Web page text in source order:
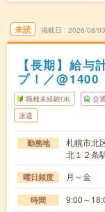
未読 掲載日 2026/08/03
【長期】給与
プ！／@1400
職種未経験OK 交
派遣
勤務地
札幌市北
北１２条
曜日頻度 月～金
時間 9:00～